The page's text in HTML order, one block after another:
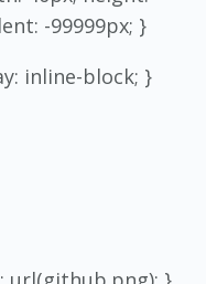
-99999px; }
inline-block; }